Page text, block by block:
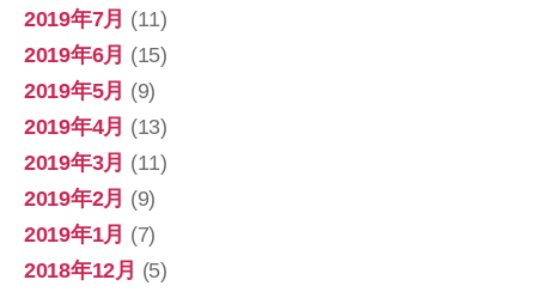
2019年7月 (11)
2019年6月 (15)
2019年5月 (9)
2019年4月 (13)
2019年3月 (11)
2019年2月 (9)
2019年1月 (7)
2018年12月 (5)